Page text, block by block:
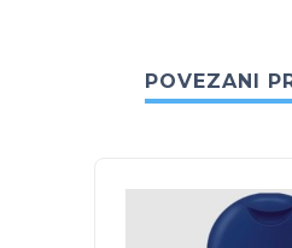
POVEZANI